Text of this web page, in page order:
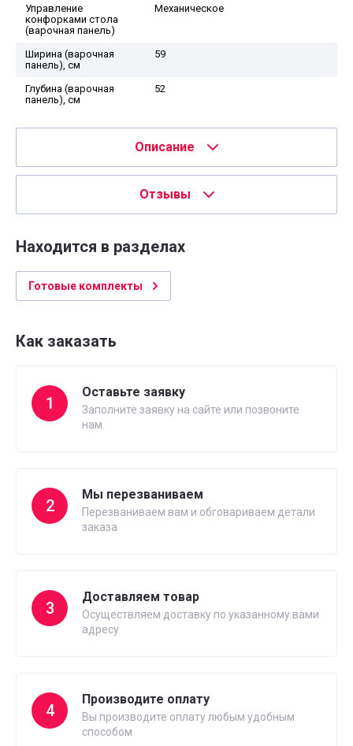
Управление
конфорками стола
(варочная панель)
Механическое
Ширина (варочная
панель), см
59
Глубина (варочная
панель), см
52
Описание
Отзывы
Находится в разделах
Готовые комплекты
Как заказать
1
Оставьте заявку
Заполните заявку на сайте или позвоните
нам
2
Мы перезваниваем
Перезваниваем вам и обговариваем детали
заказа
3
Доставляем товар
Осуществляем доставку по указанному вами
адресу
4
Производите оплату
Вы производите оплату любым удобным
способом